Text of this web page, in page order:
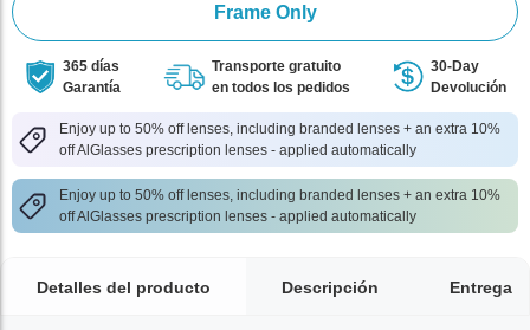
Frame Only
365 días
Garantía
Transporte gratuito
en todos los pedidos
30-Day
Devolución
Enjoy up to 50% off lenses, including branded lenses + an extra 10%
off AlGlasses prescription lenses - applied automatically
Enjoy up to 50% off lenses, including branded lenses + an extra 10%
off AlGlasses prescription lenses - applied automatically
Detalles del producto Descripción Entrega